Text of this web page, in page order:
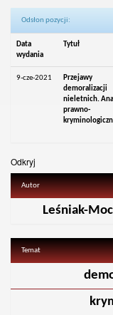
Odsłon pozycji:
Data
wydania
Tytuł
9-cze-2021
Przejawy
demoralizacji
nieletnich.
prawno-
Odkryj
Autor
Leśniak-
Temat